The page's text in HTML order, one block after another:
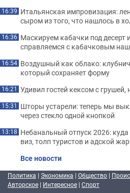
16:39 Итальянская импровизация:
сыром из того, что нашлось в
16:36 Маскируем кабачки под десерт
справляемся с кабачковым
16:54 Воздушный как облако:
который сохраняет форму
16:21 Удивил гостей кексом с грушей,
15:31 Шторы устарели: теперь мы
через стекло одной кнопкой
13:18 Небанальный отпуск 2026:
виз, толп туристов и адской
Все новости
Политика | Экономика | Общество |
Авторское | Интересное | Спорт